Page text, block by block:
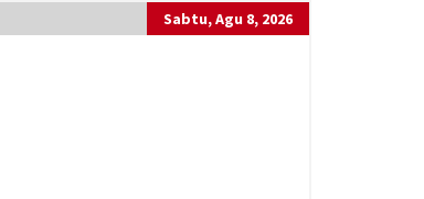
Sabtu, Agu 8, 2026